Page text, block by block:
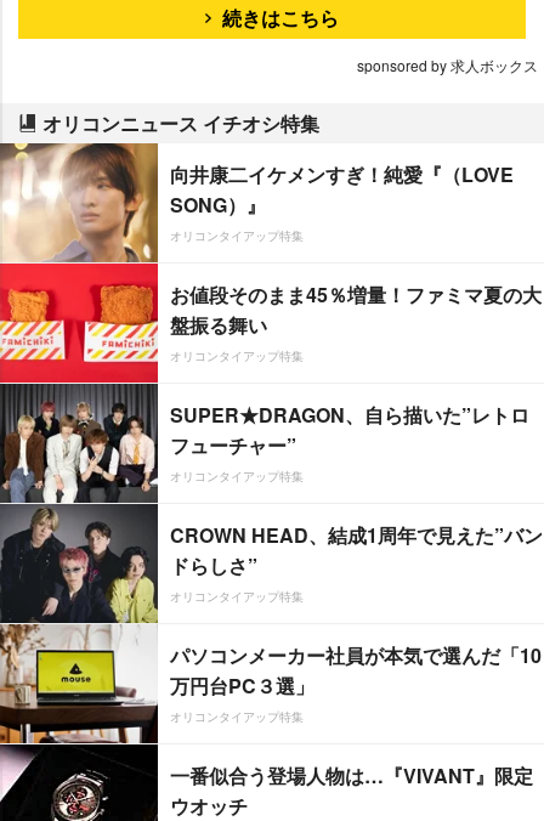
続きはこちら
sponsored by 求人ボックス
オリコンニュース イチオシ特集
向井康二イケメンすぎ！純愛『（LOVE
SONG）』
オリコンタイアップ特集
お値段そのまま45％増量！ファミマ夏の大
盤振る舞い
オリコンタイアップ特集
SUPER★DRAGON、自ら描いた”レトロ
フューチャー”
オリコンタイアップ特集
CROWN HEAD、結成1周年で見えた”バン
ドらしさ”
オリコンタイアップ特集
パソコンメーカー社員が本気で選んだ「10
万円台PC３選」
オリコンタイアップ特集
一番似合う登場人物は…『VIVANT』限定
ウオッチ